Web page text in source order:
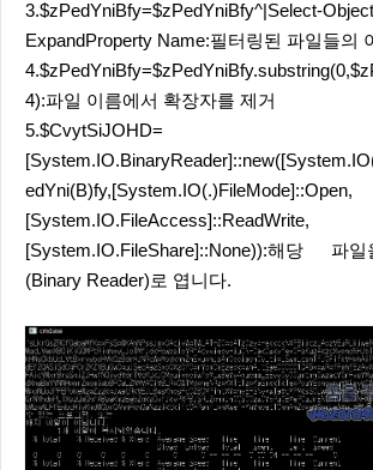
ExpandProperty Name:필터링된 파일들의
4):파일 이름에서 확장자를 제거
5.$CvytSiJOHD=
edYni(B)fy,[System.IO(.)FileMode]::Open,
[System.IO.FileAccess]::ReadWrite,
[System.IO.FileShare]::None)):해당
(Binary Reader)로 엽니다.